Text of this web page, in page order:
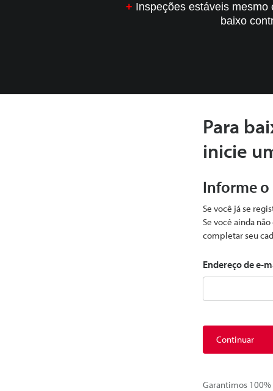
+ Inspeções estáveis
baixo
Para
inicie
Informe o
Se você já se
Se você ainda
completar seu
Endereço de e-
Continuar
Garantimos